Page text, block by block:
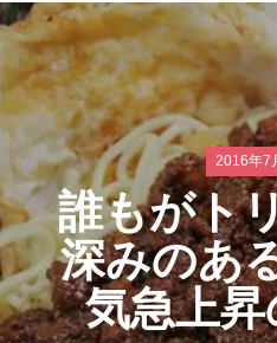
2016年7
誰もがト
深みのあ
気急上